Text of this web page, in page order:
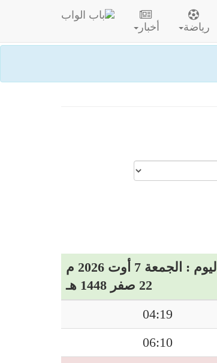
أخبار رياضة
اليوم : الجمعة 7 أوت 2026 م
22 صفر 1448 هـ
04:19
06:10